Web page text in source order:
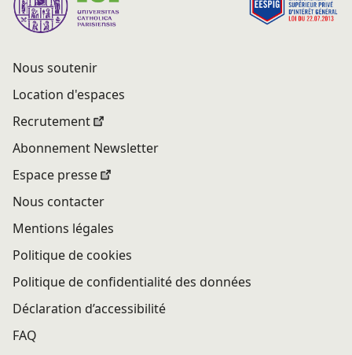
Nous soutenir
Location d'espaces
Recrutement
Abonnement Newsletter
Espace presse
Nous contacter
Mentions légales
Politique de cookies
Politique de confidentialité des données
Déclaration d’accessibilité
FAQ